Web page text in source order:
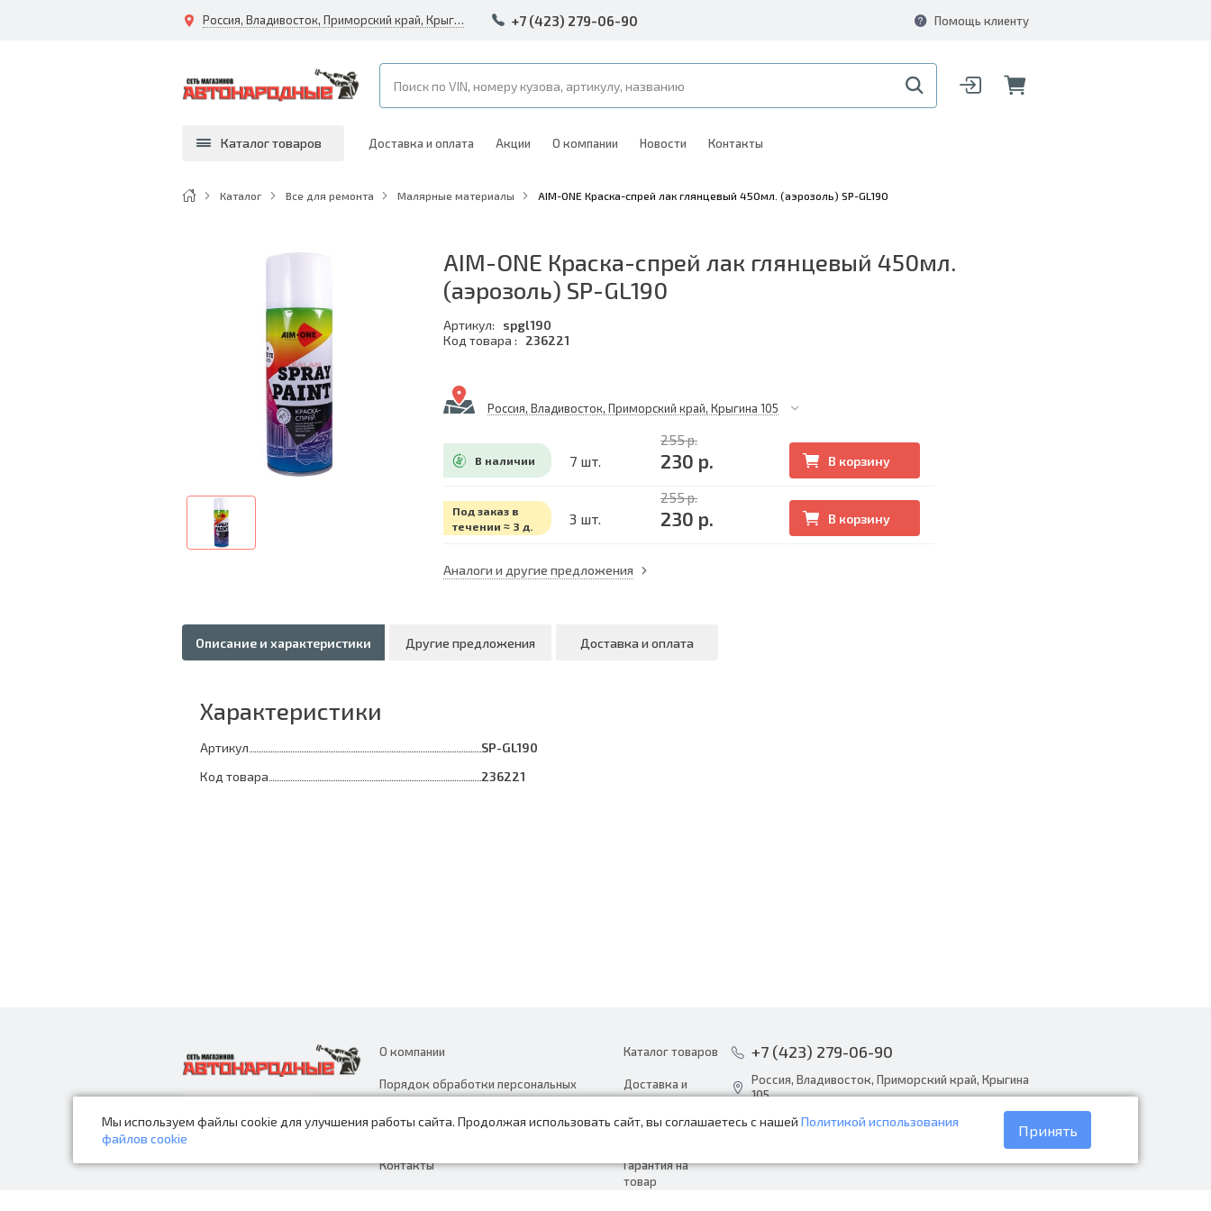
Мы используем файлы cookie для улучшения работы сайта. Продолжая использовать сайт, вы соглашаетесь с нашей Политикой использования
файлов cookie
Принять
Россия, Владивосток, Приморский край, Крыгина 105 +7 (423) 279-06-90 Помощь клиенту
Каталог товаров Доставка и оплата Акции О компании Новости Контакты
Каталог Все для ремонта Малярные материалы AIM-ONE Краска-спрей лак глянцевый 450мл. (аэрозоль) SP-GL190
AIM-ONE Краска-спрей лак глянцевый 450мл.
(аэрозоль) SP-GL190
Артикул:
spgl190
Код товара :
236221
Россия, Владивосток, Приморский край, Крыгина 105
В наличии 7 шт.
255 р.
230 р. В корзину
Под заказ в
течении ≈ 3 д.
3 шт.
255 р.
230 р. В корзину
Аналоги и другие предложения
Описание и характеристики Другие предложения Доставка и оплата
Характеристики
Артикул
SP-GL190
Код товара
236221
О компании
Порядок обработки персональных
данных
Контакты
Каталог товаров
Доставка и
оплата
Акции
Гарантия на
товар
+7 (423) 279-06-90
Россия, Владивосток, Приморский край, Крыгина
105
info@avtonarodnye.ru